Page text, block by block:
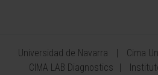
Universidad de Navarra
Cima
CIMA LAB Diagnostics